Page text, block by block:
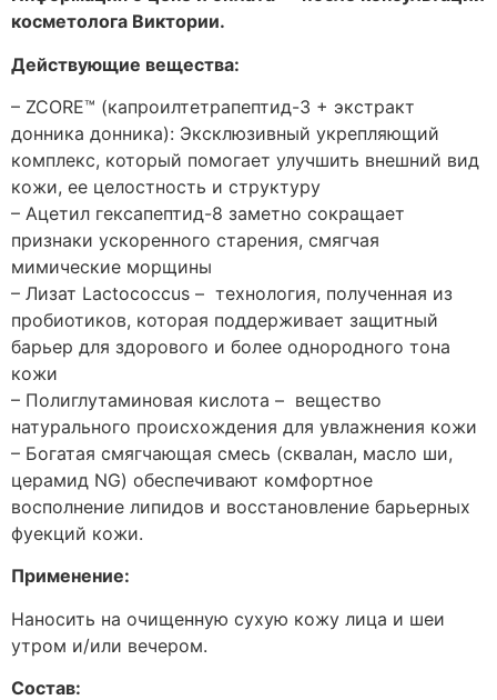
косметолога Виктории.
Действующие вещества:
– ZCORE™ (капроилтетрапептид-3 + экстракт
донника донника): Эксклюзивный укрепляющий
комплекс, который помогает улучшить внешний вид
кожи, ее целостность и структуру
– Ацетил гексапептид-8 заметно сокращает
признаки ускоренного старения, смягчая
мимические морщины
– Лизат Lactococcus – технология, полученная из
пробиотиков, которая поддерживает защитный
барьер для здорового и более однородного тона
кожи
– Полиглутаминовая кислота – вещество
натурального происхождения для увлажнения кожи
– Богатая смягчающая смесь (сквалан, масло ши,
церамид NG) обеспечивают комфортное
восполнение липидов и восстановление барьерных
фуекций кожи.
Применение:
Наносить на очищенную сухую кожу лица и шеи
утром и/или вечером.
Состав: